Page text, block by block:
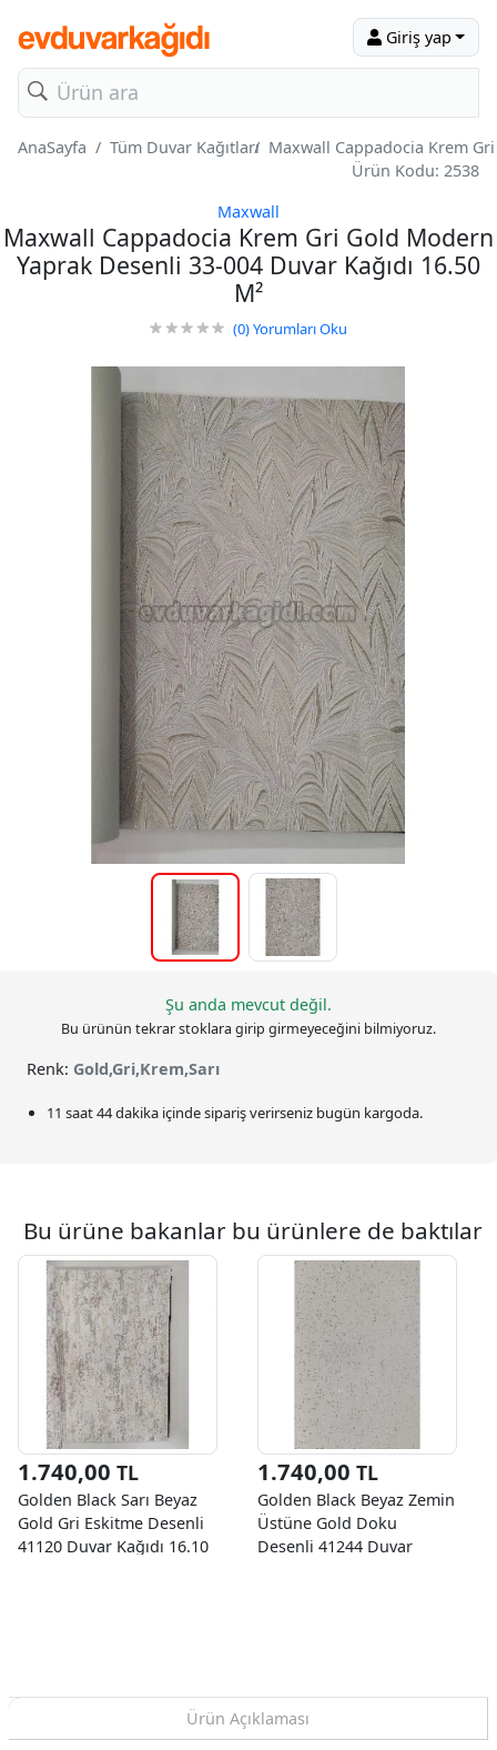
Giriş yap
AnaSayfa Tüm Duvar Kağıtları Maxwall Cappadocia Krem
Ürün Kodu: 2538
Maxwall
Maxwall Cappadocia Krem Gri Gold Modern
Yaprak Desenli 33-004 Duvar Kağıdı 16.50
M²
(0)Yorumları Oku
Şu anda mevcut değil.
Bu ürünün tekrar stoklara girip girmeyeceğini bilmiyoruz.
Renk: Gold,Gri,Krem,Sarı
11 saat 44 dakika içinde sipariş verirseniz bugün kargoda.
Bu ürüne bakanlar bu ürünlere de baktılar
1.740,00 TL
Golden Black Sarı Beyaz
Gold Gri Eskitme Desenli
41120 Duvar Kağıdı 16.10
1.740,00 TL
Golden Black Beyaz Zemin
Üstüne Gold Doku
Desenli 41244 Duvar
Ürün Açıklaması